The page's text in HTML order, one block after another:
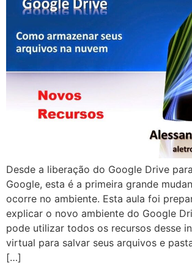
Desde a liberação do Google Drive
Google, esta é a primeira grande
ocorre no ambiente. Esta aula foi
explicar o novo ambiente do Google
pode utilizar todos os recursos desse
virtual para salvar seus arquivos e
[…]